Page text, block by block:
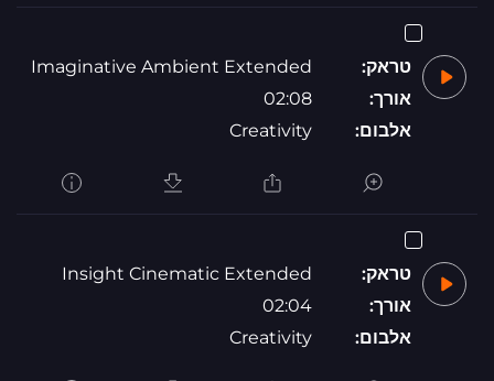
טראק:
Imaginative Ambient Extended
אורך:
02:08
אלבום:
Creativity
טראק:
Insight Cinematic Extended
אורך:
02:04
אלבום:
Creativity